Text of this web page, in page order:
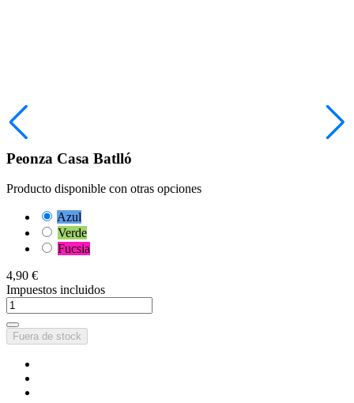
Peonza Casa Batlló
Producto disponible con otras opciones
Azul
Verde
Fucsia
4,90 €
Impuestos incluidos
Fuera de stock